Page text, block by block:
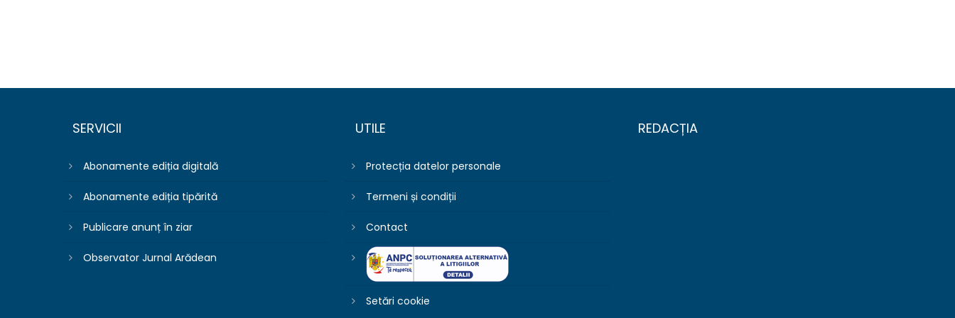
SERVICII
Abonamente ediția digitală
Abonamente ediția tipărită
Publicare anunț în ziar
Observator Jurnal Arădean
UTILE
Protecția datelor personale
Termeni și condiții
Contact
Setări cookie
REDACȚIA